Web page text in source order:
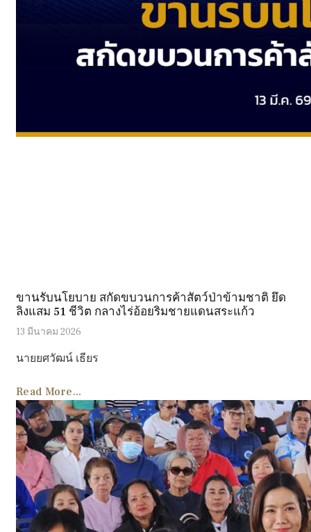
ขานรับนโยบาย สกัดขบวนการค้าสัตว์ป่าข้ามชาติ ยึด
ลิงแสม 51 ชีวิต กลางไร่อ้อยริมชายแดนสระแก้ว
13 มีนาคม 2026
นายยศวัฒน์ เธียร
Read More...